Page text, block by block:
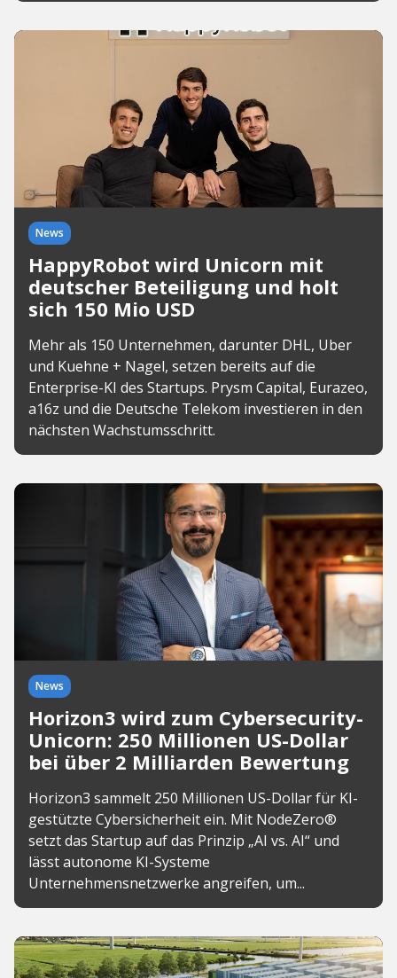
News
HappyRobot wird Unicorn mit
deutscher Beteiligung und holt
sich 150 Mio USD
Mehr als 150 Unternehmen, darunter DHL, Uber
und Kuehne + Nagel, setzen bereits auf die
Enterprise-KI des Startups. Prysm Capital, Eurazeo,
a16z und die Deutsche Telekom investieren in den
nächsten Wachstumsschritt.
News
Horizon3 wird zum Cybersecurity-
Unicorn: 250 Millionen US-Dollar
bei über 2 Milliarden Bewertung
Horizon3 sammelt 250 Millionen US-Dollar für KI-
gestützte Cybersicherheit ein. Mit NodeZero®
setzt das Startup auf das Prinzip „AI vs. AI“ und
lässt autonome KI-Systeme
Unternehmensnetzwerke angreifen, um...